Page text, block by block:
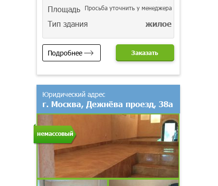
Площадь Просьба уточнить у менеджера
Тип здания жилое
Подробнее Заказать
немассовый
Юридический адрес
г. Москва, Дежнёва проезд, 38а